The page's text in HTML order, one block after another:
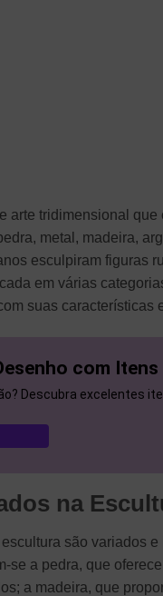
arte tridimensional
metal, madeira,
esculpiram figuras
em várias
suas características
com Itens
Descubra excelentes
na
são variados
se a pedra, que
a madeira, que